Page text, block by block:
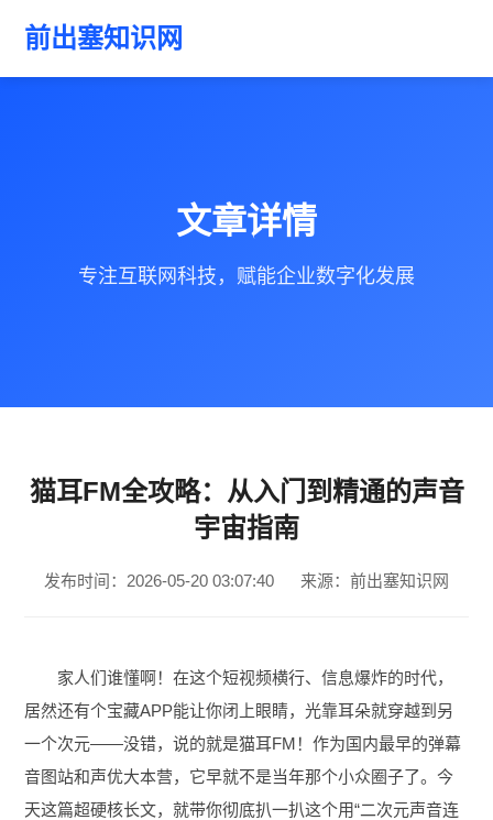
前出塞知识网
文章详情
专注互联网科技，赋能企业数字化发展
猫耳FM全攻略：从入门到精通的声音
宇宙指南
发布时间：2026-05-20 03:07:40 来源：前出塞知识网
家人们谁懂啊！在这个短视频横行、信息爆炸的时代，
居然还有个宝藏APP能让你闭上眼睛，光靠耳朵就穿越到另
一个次元——没错，说的就是猫耳FM！作为国内最早的弹幕
音图站和声优大本营，它早就不是当年那个小众圈子了。今
天这篇超硬核长文，就带你彻底扒一扒这个用“二次元声音连